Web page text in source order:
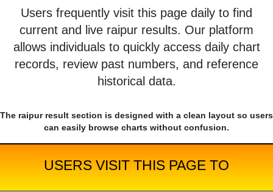
Users frequently visit this page daily to find
current and live raipur results. Our platform
allows individuals to quickly access daily chart
records, review past numbers, and reference
historical data.
The raipur result section is designed with a clean layout so users
can easily browse charts without confusion.
USERS VISIT THIS PAGE TO